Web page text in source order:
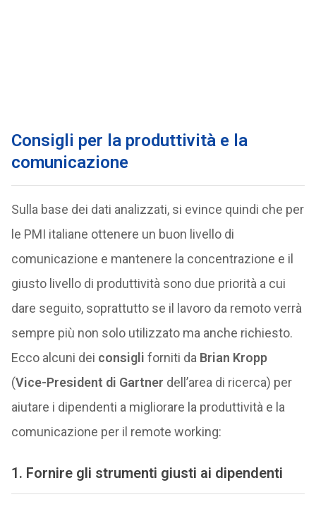
Consigli per la produttività e la
comunicazione
Sulla base dei dati analizzati, si evince quindi che per
le PMI italiane ottenere un buon livello di
comunicazione e mantenere la concentrazione e il
giusto livello di produttività sono due priorità a cui
dare seguito, soprattutto se il lavoro da remoto verrà
sempre più non solo utilizzato ma anche richiesto.
Ecco alcuni dei consigli forniti da Brian Kropp
(Vice-President di Gartner dell’area di ricerca) per
aiutare i dipendenti a migliorare la produttività e la
comunicazione per il remote working:
1. Fornire gli strumenti giusti ai dipendenti